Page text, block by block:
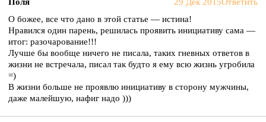
О божее, все что дано в этой статье — истина!
Нравился один парень, решилась проявить инициативу сама —
итог: разочарование!!!
Лучше бы вообще ничего не писала, таких гневных ответов в
жизни не встречала, писал так будто я ему всю жизнь угробила
=)
В жизни больше не проявлю инициативу в сторону мужчины,
даже малейшую, нафиг надо )))